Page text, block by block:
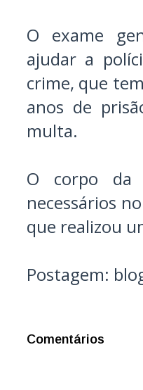
O exame
ajudar a
crime, que
anos de
multa.
O corpo da
necessários
que realizou
Postagem:
Comentários